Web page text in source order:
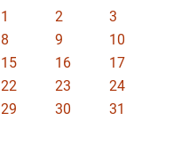
1 2
3
8 9
10
15 16
17
22 23
24
29 30
31